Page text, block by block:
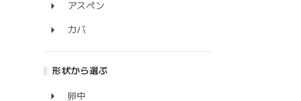
アスペン
カバ
形状から選ぶ
卵中